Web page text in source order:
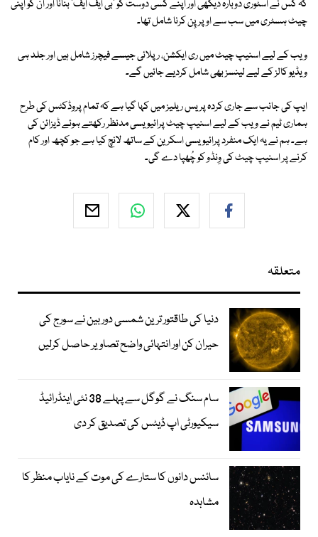
کہ کس نے اسٹوری دوبارہ دیکھی اور اپنے کسی دوست کو 'بی ایف ایف' بنانا اور ان کو اپنی
چیٹ ہسٹری میں سب سے اوپر پِن کرنا شامل تھا۔
ویب کے لیے اسنیپ چیٹ میں ری ایکشن، رپلائی جیسے فیچرز شامل ہیں اور جلد ہی
ویڈیو کالز کے لیے لینسز بھی شامل کردیے جائیں گے۔
ایپ کی جانب سے جاری کردہ پریس ریلیز میں کہا گیا ہے کہ تمام پروڈکٹس کی طرح
ہماری ٹیم نے ویب کے لیے اسنیپ چیٹ پرائیویسی مدنظر رکھتے ہوئے ڈیزائن کی
ہے۔ ہم نے یہ ایک منفرد پرائیویسی اسکرین کے ساتھ لانچ کیا ہے جو کچھ اور کام
کرنے پر اسنیپ چیٹ کی وِنڈو کو چُھپا دے گی۔
متعلقہ
دنیا کی طاقتور ترین شمسی دوربین نے سورج کی
حیران کن اور انتہائی واضح تصاویر حاصل کرلیں
سام سنگ نے گوگل سے پہلے 38 نئی اینڈرائیڈ
سیکیورٹی اپ ڈیٹس کی تصدیق کر دی
سائنس دانوں کا ستارے کی موت کے نایاب منظر کا
مشاہدہ